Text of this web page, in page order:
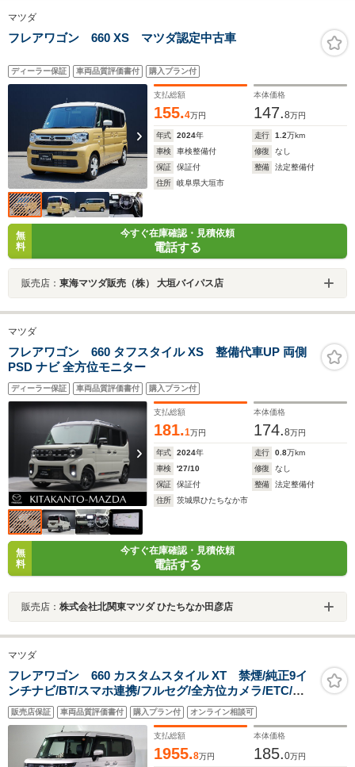
マツダ
フレアワゴン 660 XS マツダ認定中古車
ディーラー保証 車両品質評価書付 購入プラン付
支払総額
155.4万円
本体価格
147.8万円
年式 2024年 走行 1.2万km
車検
車検整備付 修復
なし
保証
保証付 整備
法定整備付
住所
岐阜県大垣市
無
料
今すぐ在庫確認・見積依頼
電話する
販売店： 東海マツダ販売（株） 大垣バイパス店
マツダ
フレアワゴン 660 タフスタイル XS 整備代車UP 両側
PSD ナビ 全方位モニター
ディーラー保証 車両品質評価書付 購入プラン付
支払総額
181.1万円
本体価格
174.8万円
年式 2024年 走行 0.8万km
車検
'27/10 修復
なし
保証
保証付 整備
法定整備付
住所
茨城県ひたちなか市
無
料
今すぐ在庫確認・見積依頼
電話する
販売店： 株式会社北関東マツダ ひたちなか田彦店
マツダ
フレアワゴン 660 カスタムスタイル XT 禁煙/純正9イ
ンチナビ/BT/スマホ連携/フルセグ/全方位カメラ/ETC/ド
ラレコ/LEDヘッドライト/パーキングセンサー/シートヒー
ター/両側パワースライド/デュアルカメラブレーキS/ワン
オーナー
販売店保証 車両品質評価書付 購入プラン付 オンライン相談可
支払総額
1955.8万円
本体価格
185.0万円